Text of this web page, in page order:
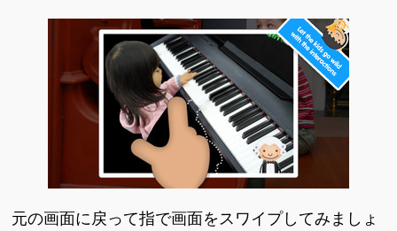
元の画面に戻って指で画面をスワイプしてみましょ